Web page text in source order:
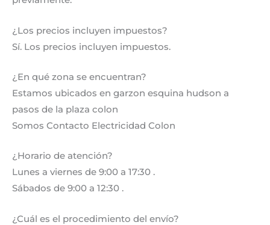
¿Los precios incluyen impuestos?
Sí. Los precios incluyen impuestos.
¿En qué zona se encuentran?
Estamos ubicados en garzon esquina hudson a
pasos de la plaza colon
Somos Contacto Electricidad Colon
¿Horario de atención?
Lunes a viernes de 9:00 a 17:30 .
Sábados de 9:00 a 12:30 .
¿Cuál es el procedimiento del envío?